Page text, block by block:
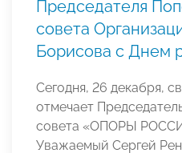
Председателя
совета
Борисова с Днем
Сегодня, 26 декабря,
отмечает
совета «ОПОРЫ
Уважаемый Сергей